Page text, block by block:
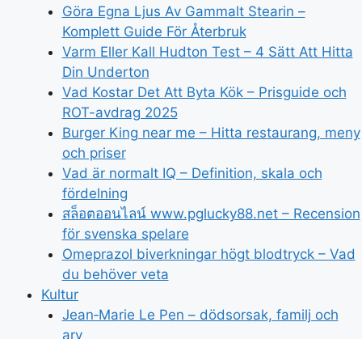
Göra Egna Ljus Av Gammalt Stearin –
Komplett Guide För Återbruk
Varm Eller Kall Hudton Test – 4 Sätt Att Hitta
Din Underton
Vad Kostar Det Att Byta Kök – Prisguide och
ROT-avdrag 2025
Burger King near me – Hitta restaurang, meny
och priser
Vad är normalt IQ – Definition, skala och
fördelning
สล็อตออนไลน์ www.pglucky88.net – Recension
för svenska spelare
Omeprazol biverkningar högt blodtryck – Vad
du behöver veta
Kultur
Jean‑Marie Le Pen – dödsorsak, familj och
arv